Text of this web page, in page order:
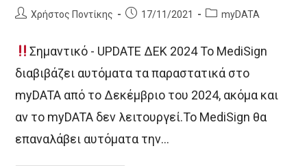
PostΧρήστος Ποντίκης
Post17/11/2021
PostmyDATA
Σημαντικό - UPDATE ΔΕΚ 2024 Το MediSign
διαβιβάζει αυτόματα τα παραστατικά στο
myDATA από το Δεκέμβριο του 2024, ακόμα και
αν το myDATA δεν λειτουργεί.Το MediSign θα
επαναλάβει αυτόματα την…